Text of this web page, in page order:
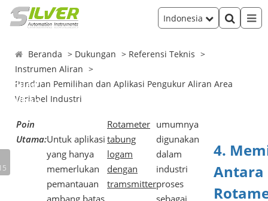
Indonesia
Beranda Dukungan
Referensi Teknis
Instrumen Aliran
Panduan Pemilihan dan Aplikasi Pengukur Aliran Area
Variabel Industri
Aliran
Poin
Utama:Untuk aplikasi
yang hanya
memerlukan
pemantauan
ambang batas
Rotameter
tabung
logam
dengan
tramsmitter
umumnya
digunakan
dalam
industri
proses
sebagai
4.
Antara